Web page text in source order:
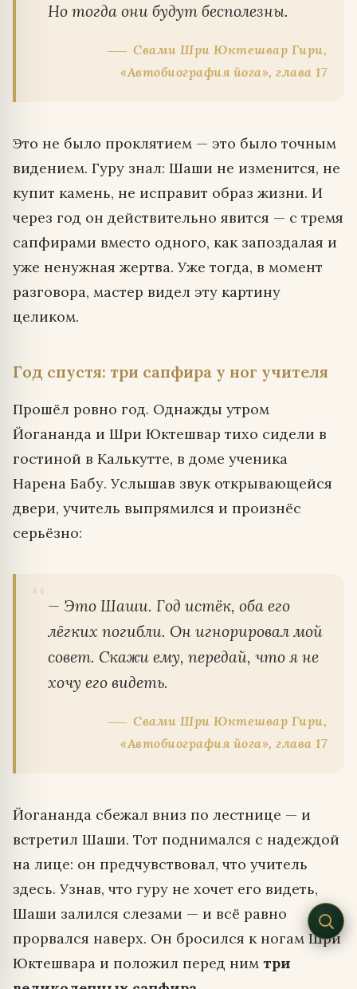
Но тогда они будут бесполезны.
Свами Шри Юктешвар Гири,
«Автобиография йога», глава 17
Это не было проклятием — это было точным
видением. Гуру знал: Шаши не изменится, не
купит камень, не исправит образ жизни. И
через год он действительно явится — с тремя
сапфирами вместо одного, как запоздалая и
уже ненужная жертва. Уже тогда, в момент
разговора, мастер видел эту картину
целиком.
Год спустя: три сапфира у ног учителя
Прошёл ровно год. Однажды утром
Йогананда и Шри Юктешвар тихо сидели в
гостиной в Калькутте, в доме ученика
Нарена Бабу. Услышав звук открывающейся
двери, учитель выпрямился и произнёс
серьёзно:
— Это Шаши. Год истёк, оба его
лёгких погибли. Он игнорировал мой
совет. Скажи ему, передай, что я не
хочу его видеть.
Свами Шри Юктешвар Гири,
«Автобиография йога», глава 17
Йогананда сбежал вниз по лестнице — и
встретил Шаши. Тот поднимался с надеждой
на лице: он предчувствовал, что учитель
здесь. Узнав, что гуру не хочет его видеть,
Шаши залился слезами — и всё равно
прорвался наверх. Он бросился к ногам Шри
Юктешвара и положил перед ним три